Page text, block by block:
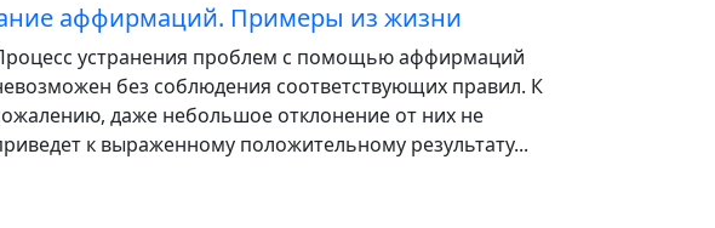
аффирмаций. Примеры из жизни
устранения проблем с помощью аффирмаций
без соблюдения соответствующих правил. К
даже небольшое отклонение от них не
к выраженному положительному результату...